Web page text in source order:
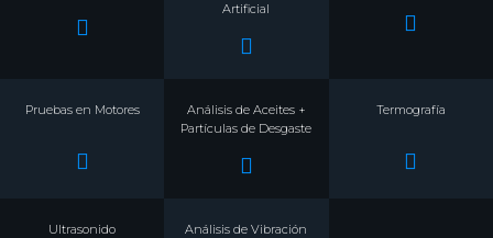
Artificial
Pruebas en Motores
Análisis de Aceites +
Partículas de Desgaste
Termografía
Ultrasonido Análisis de Vibración